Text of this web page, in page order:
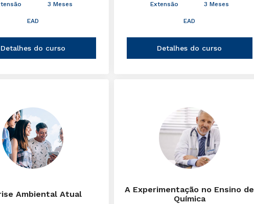
3 Meses
EAD
Detalhes do curso
Extensão
3 Meses
EAD
Detalhes do curso
Ambiental Atual
A Experimentação no Ensino de
Química